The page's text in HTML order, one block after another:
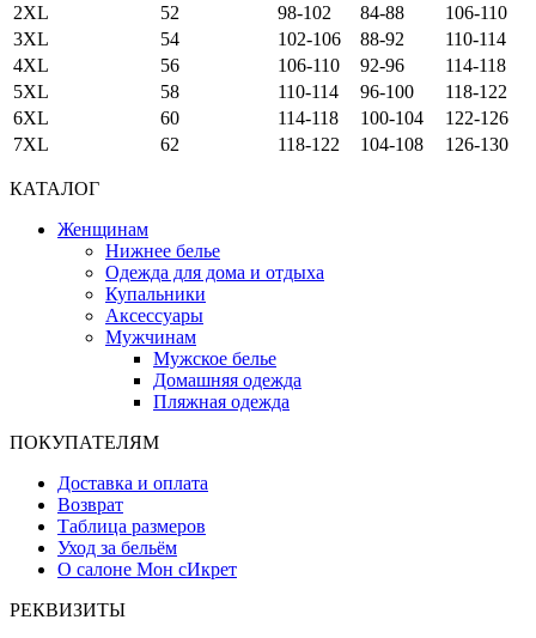
2XL
52 98-102 84-88
106-110
3XL
54 102-106 88-92
110-114
4XL
56 106-110 92-96
114-118
5XL
58 110-114 96-100
118-122
6XL
60 114-118 100-104
122-126
7XL
62 118-122 104-108 126-130
КАТАЛОГ
Женщинам
Нижнее белье
Одежда для дома и отдыха
Купальники
Аксессуары
Мужчинам
Мужское белье
Домашняя одежда
Пляжная одежда
ПОКУПАТЕЛЯМ
Доставка и оплата
Возврат
Таблица размеров
Уход за бельём
О салоне Мон сИкрет
РЕКВИЗИТЫ